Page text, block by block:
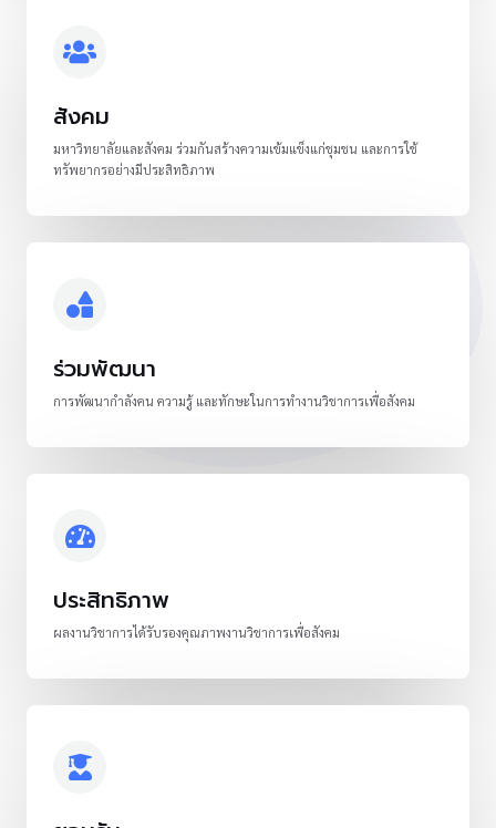
สังคม
มหาวิทยาลัยและสังคม ร่วมกันสร้างความเข้มแข็งแก่ชุมชน และการใช้
ทรัพยากรอย่างมีประสิทธิภาพ
ร่วมพัฒนา
การพัฒนากำลังคน ความรู้ และทักษะในการทำงานวิชาการเพื่อสังคม
ประสิทธิภาพ
ผลงานวิชาการได้รับรองคุณภาพงานวิชาการเพื่อสังคม